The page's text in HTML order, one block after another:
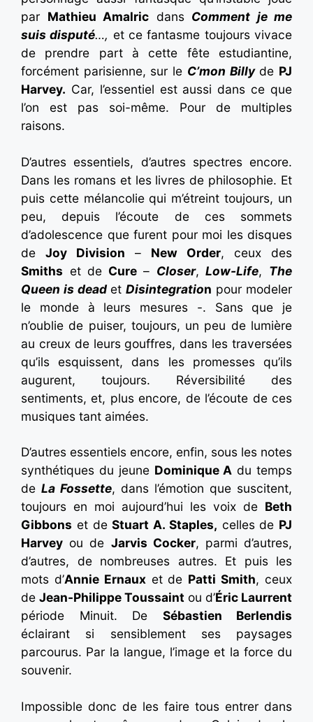
par Mathieu Amalric dans Comment je me
suis disputé…, et ce fantasme toujours vivace
de prendre part à cette fête estudiantine,
forcément parisienne, sur le C’mon Billyde PJ
Harvey. Car, l’essentiel est aussi dans ce que
l’on est pas soi-même. Pour de multiples
raisons.
D’autres essentiels, d’autres spectres encore.
Dans les romans et les livres de philosophie. Et
puis cette mélancolie qui m’étreint toujours, un
peu, depuis l’écoute de ces sommets
d’adolescence que furent pour moi les disques
de Joy Division – New Order, ceux des
Smiths et de Cure– Closer,Low-Life, The
Queen is dead et Disintegration pour modeler
le monde à leurs mesures -. Sans que je
n’oublie de puiser, toujours, un peu de lumière
au creux de leurs gouffres, dans les traversées
qu’ils esquissent, dans les promesses qu’ils
augurent, toujours. Réversibilité des
sentiments, et, plus encore, de l’écoute de ces
musiques tant aimées.
D’autres essentiels encore, enfin, sous les notes
synthétiques du jeune Dominique A du temps
de La Fossette, dans l’émotion que suscitent,
toujours en moi aujourd’hui les voix de Beth
Gibbons et deStuart A. Staples, celles de PJ
Harvey ou de Jarvis Cocker, parmi d’autres,
d’autres, de nombreuses autres. Et puis les
mots d’Annie Ernauxet de Patti Smith, ceux
de Jean-Philippe Toussaint ou d’Éric Laurrent
période Minuit. De Sébastien Berlendis
éclairant si sensiblement ses paysages
parcourus. Par la langue, l’image et la force du
souvenir.
Impossible donc de les faire tous entrer dans